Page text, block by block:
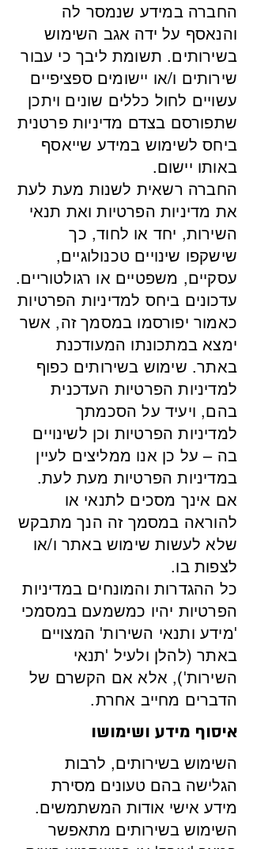
החברה במידע שנמסר לה
והנאסף על ידה אגב השימוש
בשירותים. תשומת ליבך כי עבור
שירותים ו/או יישומים ספציפיים
עשויים לחול כללים שונים ויתכן
שתפורסם בצדם מדיניות פרטנית
ביחס לשימוש במידע שייאסף
באותו יישום.
החברה רשאית לשנות מעת לעת
את מדיניות הפרטיות ואת תנאי
השירות, יחד או לחוד, כך
שישקפו שינויים טכנולוגיים,
עסקיים, משפטיים או רגולטוריים.
עדכונים ביחס למדיניות הפרטיות
כאמור יפורסמו במסמך זה, אשר
ימצא במתכונתו המעודכנת
באתר. שימוש בשירותים כפוף
למדיניות הפרטיות העדכנית
בהם, ויעיד על הסכמתך
למדיניות הפרטיות וכן לשינויים
בה – על כן אנו ממליצים לעיין
במדיניות הפרטיות מעת לעת.
אם אינך מסכים לתנאי או
להוראה במסמך זה הנך מתבקש
שלא לעשות שימוש באתר ו/או
לצפות בו.
כל ההגדרות והמונחים במדיניות
הפרטיות יהיו כמשמעם במסמכי
'מידע ותנאי השירות' המצויים
באתר (להלן ולעיל 'תנאי
השירות'), אלא אם הקשרם של
הדברים מחייב אחרת.
איסוף מידע ושימושו
השימוש בשירותים, לרבות
הגלישה בהם טעונים מסירת
מידע אישי אודות המשתמשים.
השימוש בשירותים מתאפשר